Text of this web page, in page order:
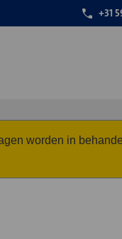
+31
worden in